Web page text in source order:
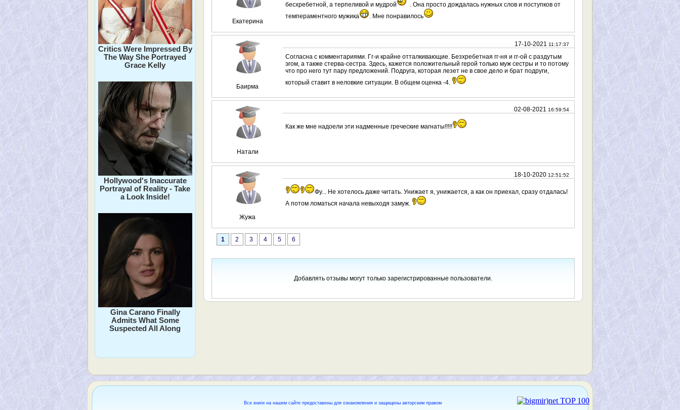
Critics Were Impressed By
The Way She Portrayed
Grace Kelly
Hollywood's Inaccurate
Portrayal of Reality - Take
a Look Inside!
Gina Carano Finally
Admits What Some
Suspected All Along
Екатерина
бесхребетной, а терпеливой и мудрой
. Она просто дождалась нужных слов и поступков от
темпераментного мужика
. Мне понравилось
Баирма
17-10-2021 11:17:37
Согласна с комментариями. Гг-и крайне отталкивающие. Безхребетная гг-ня и гг-ой с раздутым
эгом, а также стерва-сестра. Здесь, кажется положительный герой только муж сестры и то потому
что про него тут пару предложений. Подруга, которая лезет не в свое дело и брат подруги,
который ставит в неловкие ситуации. В общем оценка -4.
Натали
02-08-2021 16:59:54
Как же мне надоели эти надменные греческие магнаты!!!!!
Жужа
18-10-2020 12:51:52
Фу... Не хотелось даже читать. Унижает я, унижается, а как он приехал, сразу отдалась!
А потом ломаться начала невыходя замуж.
1 2 3 4 5 6
Добавлять отзывы могут только зарегистрированные пользователи.
Все книги на нашем сайте предоставены для ознакомления и защищены авторским правом